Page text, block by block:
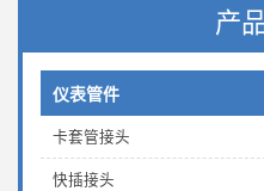
产
仪表管件
卡套管接头
快插接头